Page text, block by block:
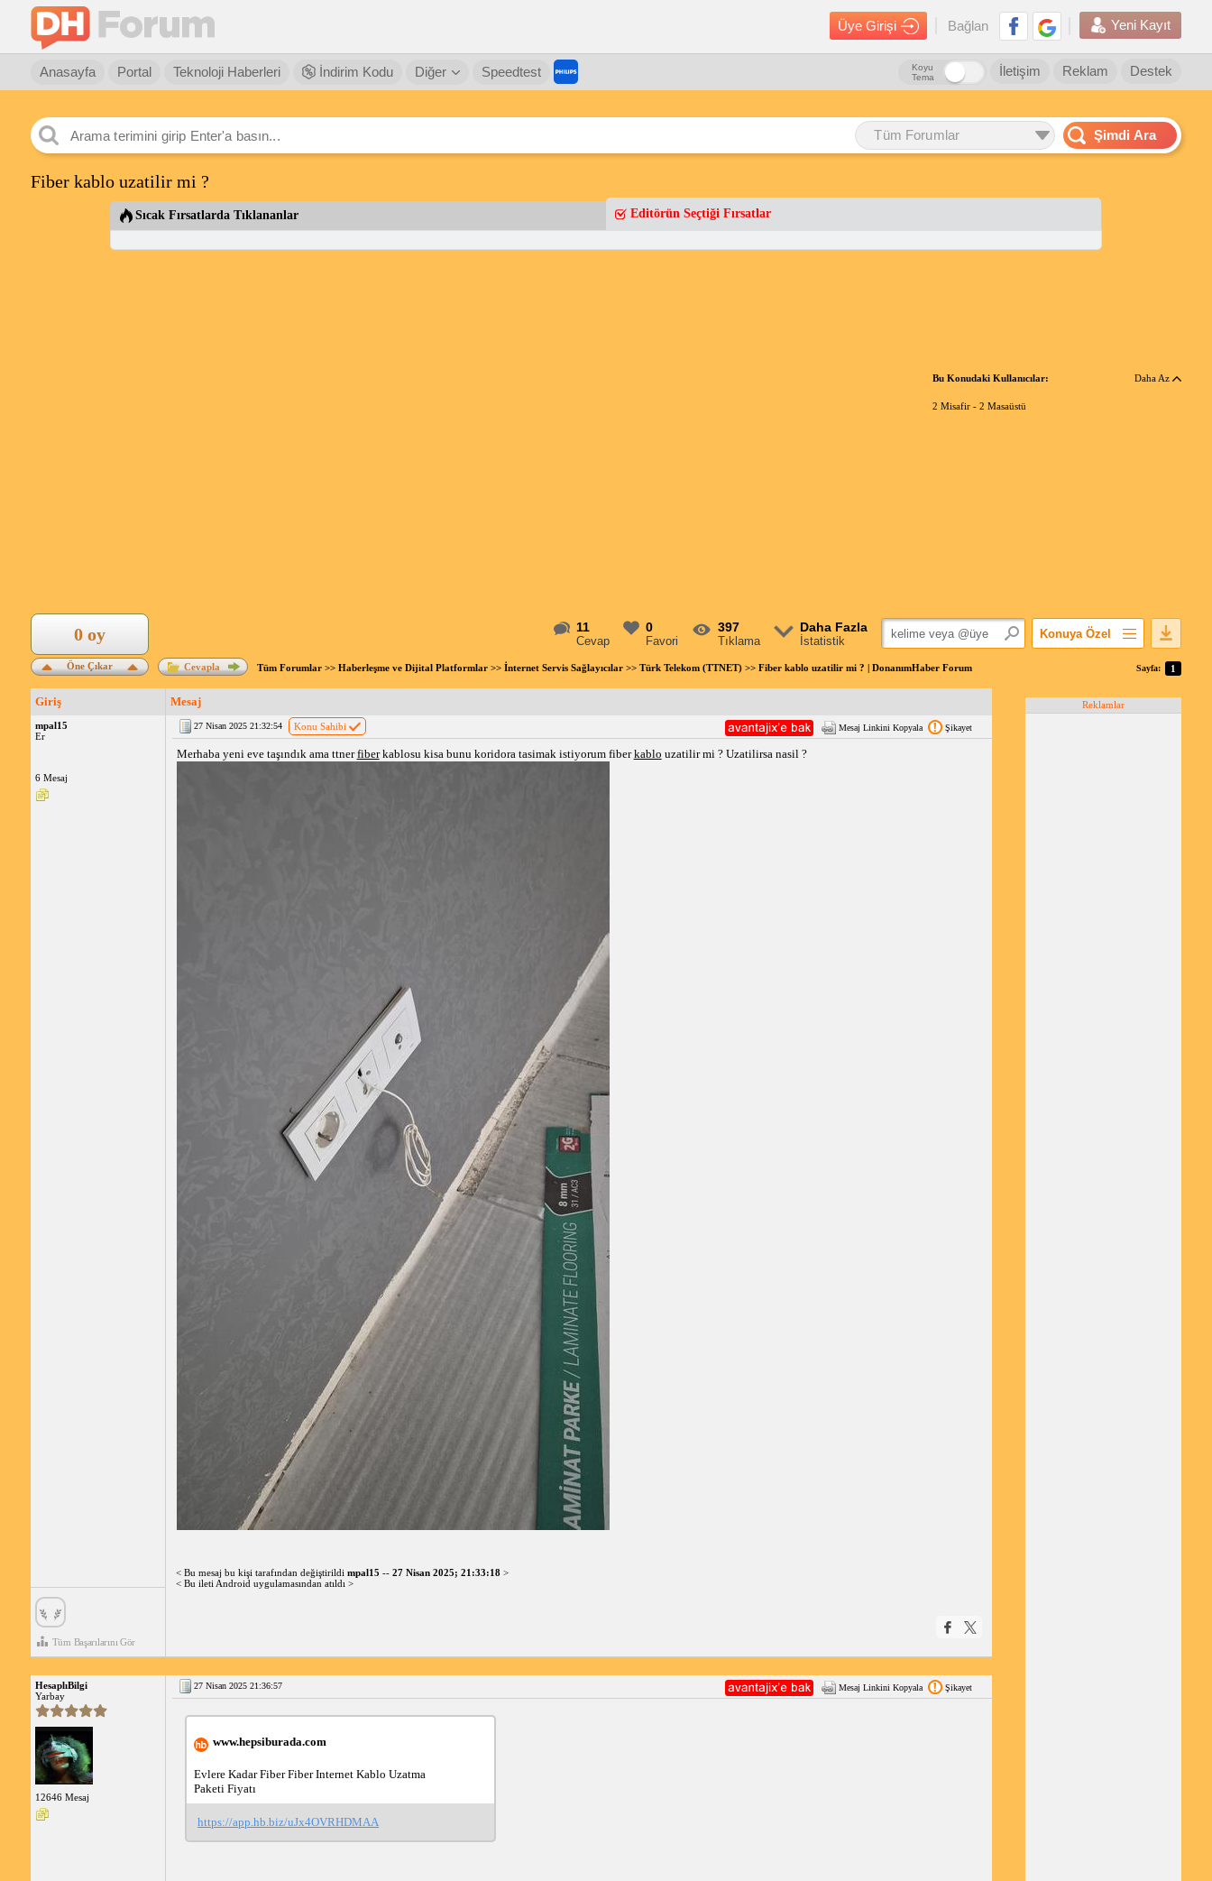
Üye Girişi Bağlan Yeni Kayıt
Anasayfa Portal Teknoloji Haberleri İndirim Kodu Diğer Speedtest Destek
Reklam
İletişim
Koyu
Tema
Tüm Forumlar Şimdi Ara
Fiber kablo uzatilir mi ?
Sıcak Fırsatlarda Tıklananlar Editörün Seçtiği Fırsatlar
Bu Konudaki Kullanıcılar: Daha Az
2 Misafir - 2 Masaüstü
11
Cevap
0
Favori
397
Tıklama
Daha Fazla
İstatistik
Konuya Özel
Popüler Mesajlar
Öne Çıkar
0 oy
Cevapla Tüm Forumlar>> Haberleşme ve Dijital Platformlar>> İnternet Servis Sağlayıcılar>> Türk Telekom (TTNET)>> Fiber kablo uzatilir mi ? | DonanımHaber Forum Sayfa: 1
Giriş Mesaj
mpal15
Er
6 Mesaj
Tüm Başarılarını Gör
27 Nisan 2025 21:32:54 Konu Sahibi Mesaj Linkini Kopyala Şikayet
Merhaba yeni eve taşındık ama ttnerfiberkablosu kisa bunu koridora tasimak istiyorum fiberkablo uzatilir mi ? Uzatilirsa nasil ?
< Bu mesaj bu kişi tarafından değiştirildi mpal15 -- 27 Nisan 2025; 21:33:18 >
< Bu ileti Android uygulamasından atıldı >
HesaplıBilgi
Yarbay
12646 Mesaj
27 Nisan 2025 21:36:57 Mesaj Linkini Kopyala Şikayet
www.hepsiburada.com
Evlere Kadar Fiber Fiber Internet Kablo Uzatma
Paketi Fiyatı
https://app.hb.biz/uJx4OVRHDMAA
Reklamlar